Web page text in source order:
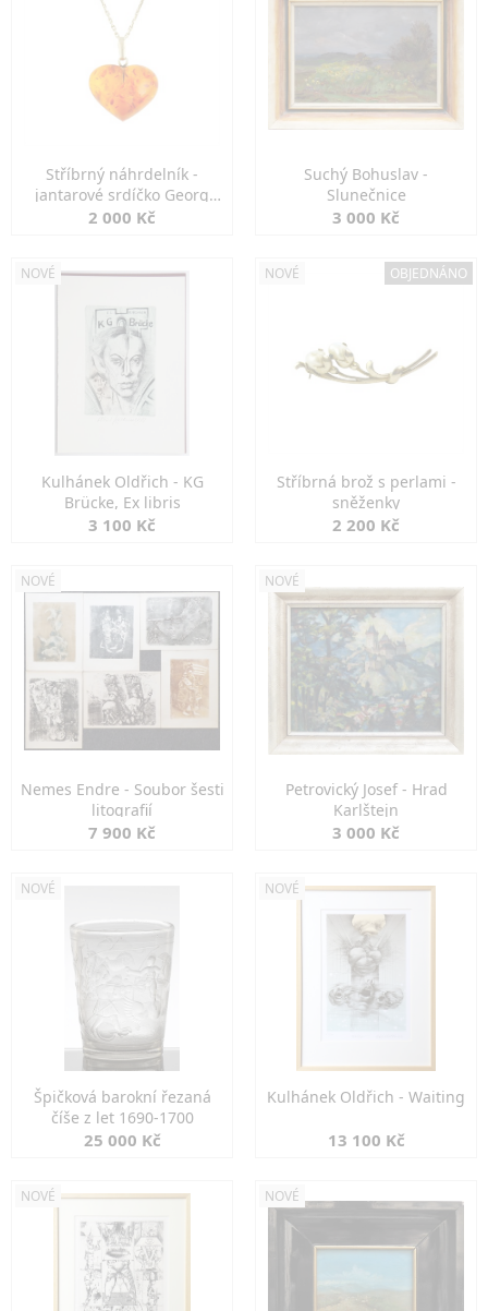
Stříbrný náhrdelník -
jantarové srdíčko Georg
Kramer
2 000 Kč
Suchý Bohuslav -
Slunečnice
3 000 Kč
NOVÉ
Kulhánek Oldřich - KG
Brücke, Ex libris
3 100 Kč
NOVÉ OBJEDNÁNO
Stříbrná brož s perlami -
sněženky
2 200 Kč
NOVÉ
Nemes Endre - Soubor šesti
litografií
7 900 Kč
NOVÉ
Petrovický Josef - Hrad
Karlštejn
3 000 Kč
NOVÉ
Špičková barokní řezaná
číše z let 1690-1700
25 000 Kč
NOVÉ
Kulhánek Oldřich - Waiting
13 100 Kč
NOVÉ NOVÉ